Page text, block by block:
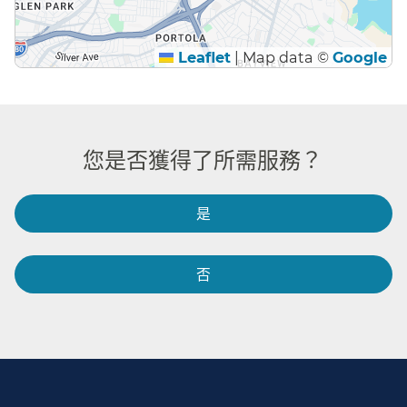
Leaflet |Map data © Google
您是否獲得了所需服務？​​
是​​
否​​